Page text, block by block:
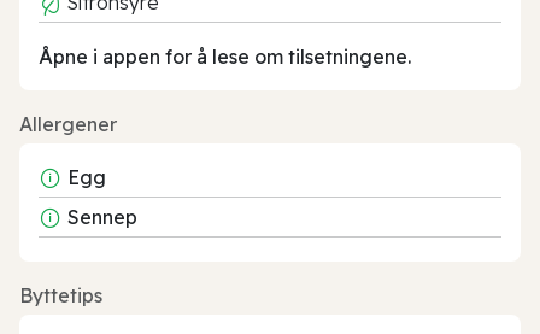
Åpne i appen for å lese om tilsetningene.
Allergener
Egg
Sennep
Byttetips